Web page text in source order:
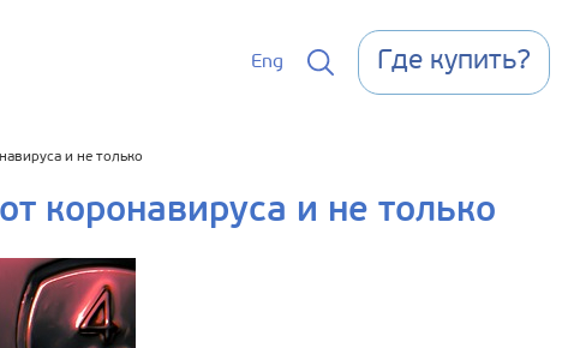
Eng Где купить?
и не только
коронавируса и не только